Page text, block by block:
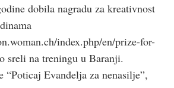
dobila nagradu za kreativnost
index.php/en/prize-for-
sreli na treningu u Baranji.
“Poticaj Evanđelja za nenasilje”,